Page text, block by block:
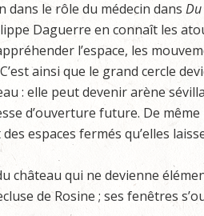
dans le rôle du médecin dans
Daguerre en connaît les
l’espace, les
ainsi que le grand cercle
: elle peut devenir arène
d’ouverture future. De
espaces fermés qu’elles
château qui ne devienne
de Rosine ; ses fenêtres